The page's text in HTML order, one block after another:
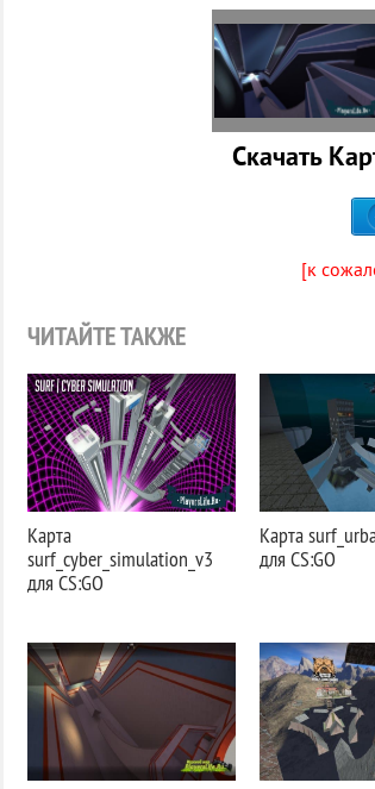
Скачать
[к
ЧИТАЙТЕ ТАКЖЕ
Карта
surf_cyber_simulation_v3
для CS:GO
Карта
для CS:GO